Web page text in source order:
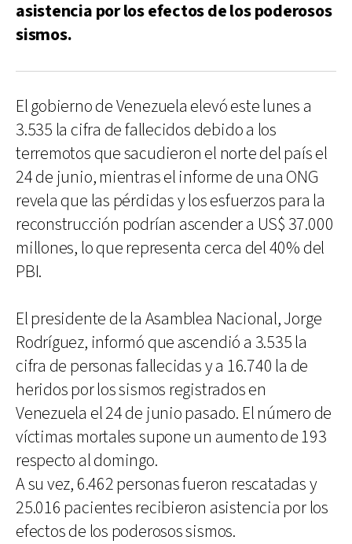
asistencia por los efectos de los poderosos
sismos.
El gobierno de Venezuela elevó este lunes a
3.535 la cifra de fallecidos debido a los
terremotos que sacudieron el norte del país el
24 de junio, mientras el informe de una ONG
revela que las pérdidas y los esfuerzos para la
reconstrucción podrían ascender a US$ 37.000
millones, lo que representa cerca del 40% del
PBI.
El presidente de la Asamblea Nacional, Jorge
Rodríguez, informó que ascendió a 3.535 la
cifra de personas fallecidas y a 16.740 la de
heridos por los sismos registrados en
Venezuela el 24 de junio pasado. El número de
víctimas mortales supone un aumento de 193
respecto al domingo.
A su vez, 6.462 personas fueron rescatadas y
25.016 pacientes recibieron asistencia por los
efectos de los poderosos sismos.